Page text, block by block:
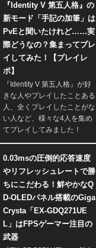
『Identity V 第五人格』の
新モード「手記の加筆」は
PvEと聞いたけれど……実
際どうなの？集まってプレ
イしてみた！【プレイレ
ポ】
『Identity V 第五人格』が好
きな人やプレイしたことある
人、全くプレイしたことがな
い人など、様々な4人を集め
てプレイしてみました！
0.03msの圧倒的応答速度
やリフレッシュレートで勝
ちにこだわる！鮮やかなQ
D-OLEDパネル搭載のGiga
Crysta「EX-GDQ271UE
L」はFPSゲーマー注目の
武器